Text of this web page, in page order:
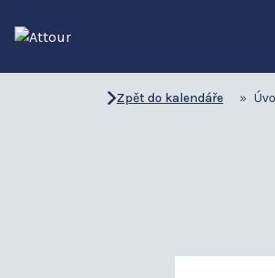
Zpět do kalendáře